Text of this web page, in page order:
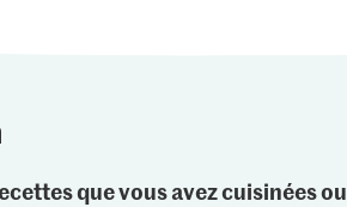
que vous avez cuisinées ou